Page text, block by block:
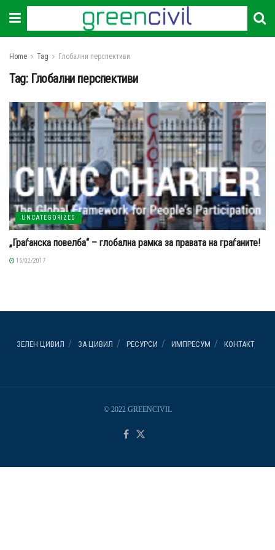
Home Tag Глобални перспективи
Tag: Глобални перспективи
UNCATEGORIZED
„Граѓанска повелба“ – глобална рамка за правата на граѓаните!
15/02/2017
ЗЕЛЕН ЦИВИЛ ЗА ЦИВИЛ РЕСУРСИ ИМПРЕСУМ КОНТАКТ
© 2022 GREENCIVIL